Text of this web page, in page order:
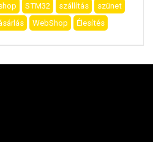
STM32 szállítás
szünet
WebShop Élesítés